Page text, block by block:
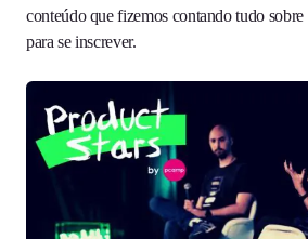
conteúdo que fizemos contando tudo
para se inscrever.